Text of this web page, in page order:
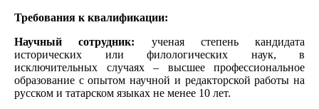
Требования к квалификации:
Научный сотрудник: ученая степень кандидата
исторических или филологических наук, в
исключительных случаях – высшее профессиональное
образование с опытом научной и редакторской работы на
русском и татарском языках не менее 10 лет.